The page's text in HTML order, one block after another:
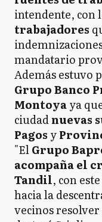
intendente, con
trabajadores
mandatario
Además estuvo
Grupo Banco
Montoyaya
ciudadnuevas
Pagos y
"ElGrupo
acompaña el
Tandil, con
hacia la
vecinos resolver